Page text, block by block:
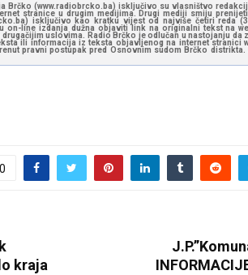
Brčko (www.radiobrcko.ba) isključivo su vlasništvo
stranice u drugim medijima. Drugi mediji smiju
isključivo kao kratku vijest od najviše četiri reda
on-line izdanja dužna objaviti link na originalni tekst na
uslovima. Radio Brčko je odlučan u nastojanju da
ili informacija iz teksta objavljenog na internet stranici
pravni postupak pred Osnovnim sudom Brčko
0
kraja